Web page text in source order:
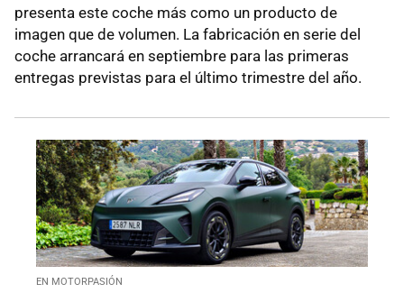
presenta este coche más como un producto de
imagen que de volumen. La fabricación en serie del
coche arrancará en septiembre para las primeras
entregas previstas para el último trimestre del año.
EN MOTORPASIÓN